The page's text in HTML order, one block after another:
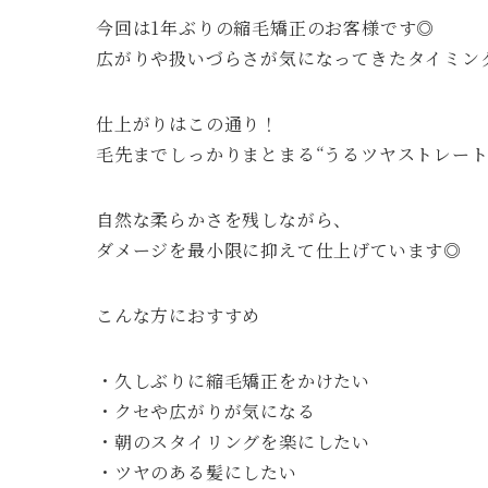
今回は1年ぶりの縮毛矯正のお客様です◎
広がりや扱いづらさが気になってきたタイミン
仕上がりはこの通り！
毛先までしっかりまとまる“うるツヤストレー
自然な柔らかさを残しながら、
ダメージを最小限に抑えて仕上げています◎
こんな方におすすめ
・久しぶりに縮毛矯正をかけたい
・クセや広がりが気になる
・朝のスタイリングを楽にしたい
・ツヤのある髪にしたい